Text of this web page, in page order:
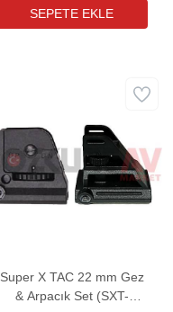
Super X TAC 22 mm Gez
& Arpacık Set (SXT-